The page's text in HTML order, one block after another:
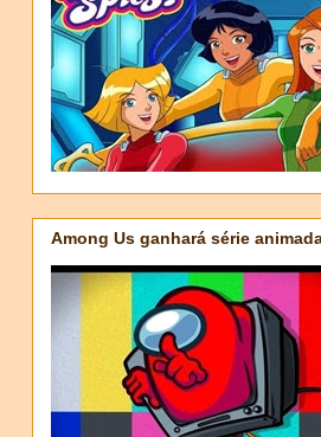
Among Us ganhará série